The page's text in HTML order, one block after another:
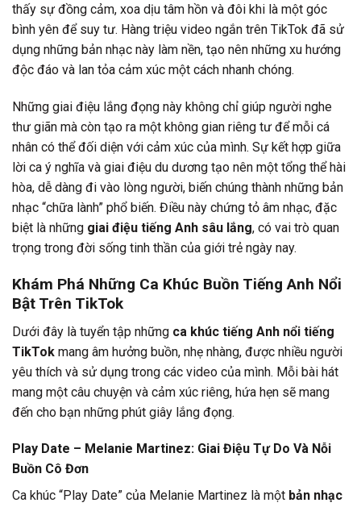
thấy sự đồng cảm, xoa dịu tâm hồn và đôi khi là một góc
bình yên để suy tư. Hàng triệu video ngắn trên TikTok đã sử
dụng những bản nhạc này làm nền, tạo nên những xu hướng
độc đáo và lan tỏa cảm xúc một cách nhanh chóng.
Những giai điệu lắng đọng này không chỉ giúp người nghe
thư giãn mà còn tạo ra một không gian riêng tư để mỗi cá
nhân có thể đối diện với cảm xúc của mình. Sự kết hợp giữa
lời ca ý nghĩa và giai điệu du dương tạo nên một tổng thể hài
hòa, dễ dàng đi vào lòng người, biến chúng thành những bản
nhạc “chữa lành” phổ biến. Điều này chứng tỏ âm nhạc, đặc
biệt là những giai điệu tiếng Anh sâu lắng, có vai trò quan
trọng trong đời sống tinh thần của giới trẻ ngày nay.
Khám Phá Những Ca Khúc Buồn Tiếng Anh Nổi
Bật Trên TikTok
Dưới đây là tuyển tập những ca khúc tiếng Anh nổi tiếng
TikTok mang âm hưởng buồn, nhẹ nhàng, được nhiều người
yêu thích và sử dụng trong các video của mình. Mỗi bài hát
mang một câu chuyện và cảm xúc riêng, hứa hẹn sẽ mang
đến cho bạn những phút giây lắng đọng.
Play Date – Melanie Martinez: Giai Điệu Tự Do Và Nỗi
Buồn Cô Đơn
Ca khúc “Play Date” của Melanie Martinez là một bản nhạc